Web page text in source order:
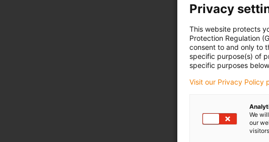
Privacy
This website protects
Protection Regulation
consent to and only to
specific purpose(s) of
specific purposes
Visit our Privacy Policy
We
our